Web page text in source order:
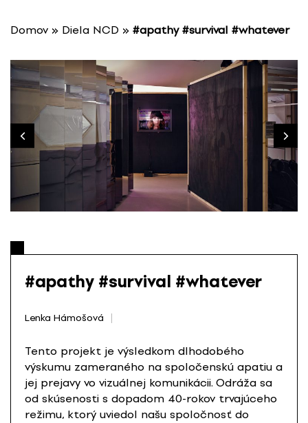
Domov » Diela NCD » #apathy #survival #whatever
#apathy #survival #whatever
Lenka Hámošová
Tento projekt je výsledkom dlhodobého
výskumu zameraného na spoločenskú apatiu a
jej prejavy vo vizuálnej komunikácii. Odráža sa
od skúsenosti s dopadom 40-rokov trvajúceho
režimu, ktorý uviedol našu spoločnosť do